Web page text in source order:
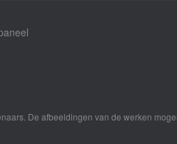
De afbeeldingen van de werken